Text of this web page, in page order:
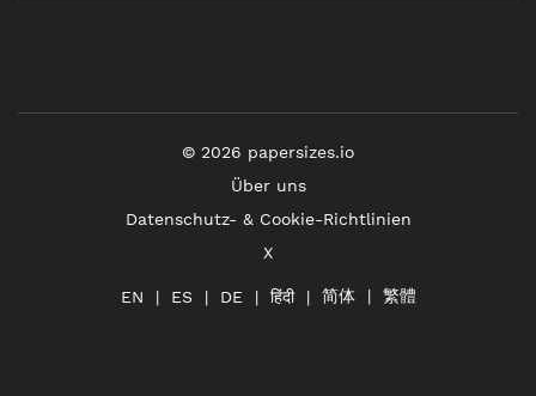
© 2026 papersizes.io
Über uns
Datenschutz- & Cookie-Richtlinien
X
EN ES DE हिंदी 简体 繁體